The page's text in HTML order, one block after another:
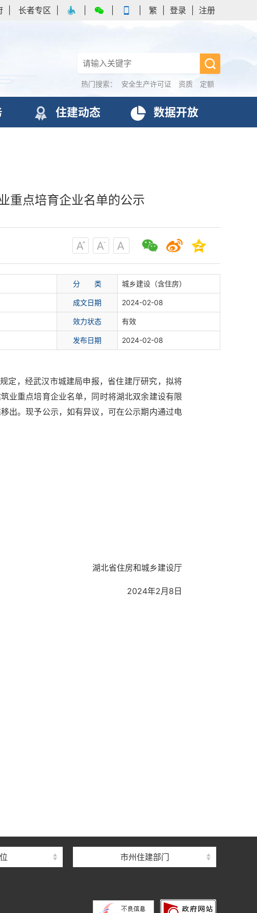
长者专区 繁 登录 注册
热门搜索： 安全生产许可证 资质 定额
住建动态 数据开放
重点培育企业名单的公示
分 类 城乡建设（含住房）
成文日期 2024-02-08
效力状态 有效
发布日期 2024-02-08
定，经武汉市城建局申报，省住建厅研究，拟将
业重点培育企业名单，同时将湖北双余建设有限
出。现予公示，如有异议，可在公示期内通过电
湖北省住房和城乡建设厅
2024年2月8日
勤服务中心
展中心
全监督总站
额管理总站 市州住建部门